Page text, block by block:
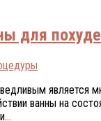
для
является
ванны на